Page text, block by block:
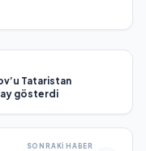
Tataristan
gösterdi
SONRAKI HABER